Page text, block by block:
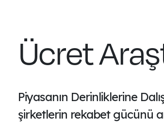
Ücret
Piyasanın Derinliklerine
şirketlerin rekabet gücünü